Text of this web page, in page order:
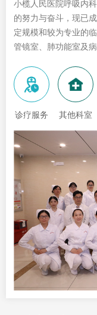
小榄人民医院呼吸内
的努力与奋斗，现已
定规模和较为专业的
管镜室、肺功能室及
诊疗服务 其他科室